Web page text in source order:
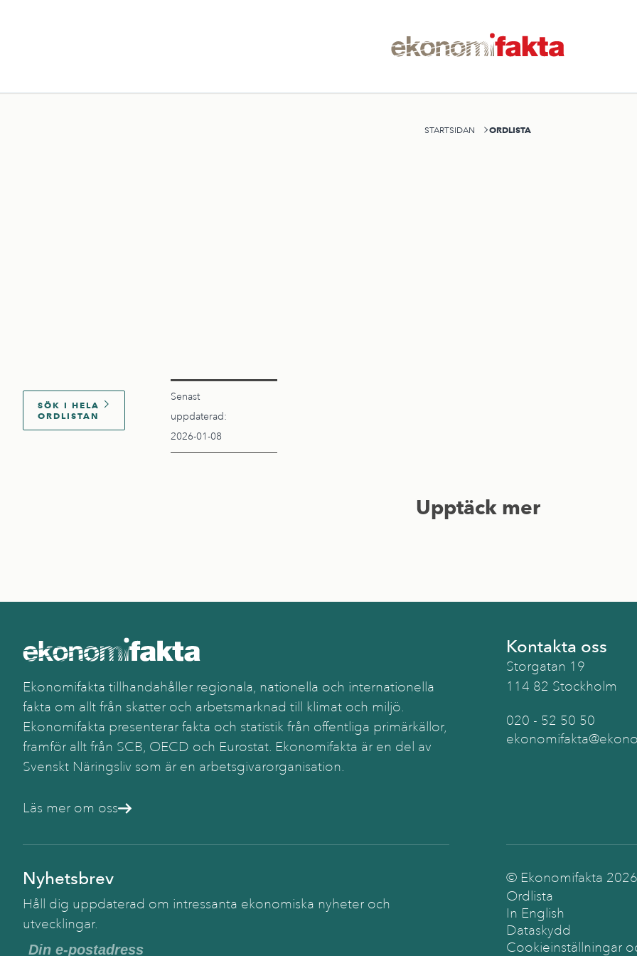
STARTSIDAN ORDLISTA
SÖK I HELA
ORDLISTAN
Senast
uppdaterad:
2026-01-08
Upptäck mer
Ekonomifakta tillhandahåller regionala, nationella och internationella
fakta om allt från skatter och arbetsmarknad till klimat och miljö.
Ekonomifakta presenterar fakta och statistik från offentliga primärkällor,
framför allt från SCB, OECD och Eurostat. Ekonomifakta är en del av
Svenskt Näringsliv som är en arbetsgivarorganisation.
Läs mer om oss
Kontakta oss
Storgatan 19
114 82 Stockholm
020 - 52 50 50
Nyhetsbrev
Håll dig uppdaterad om intressanta ekonomiska nyheter och
utvecklingar.
© Ekonomifakta 2026
Ordlista
In English
Dataskydd
Cookieinställningar